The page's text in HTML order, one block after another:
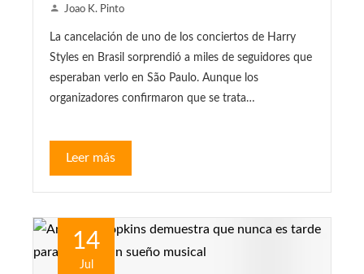
Joao K. Pinto
La cancelación de uno de los conciertos de Harry
Styles en Brasil sorprendió a miles de seguidores que
esperaban verlo en São Paulo. Aunque los
organizadores confirmaron que se trata…
Leer más
14
Jul